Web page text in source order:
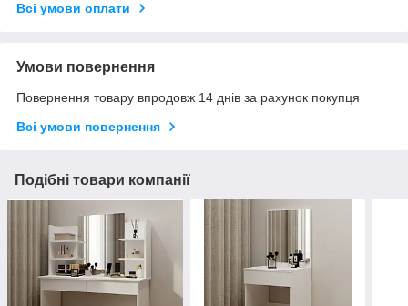
Всі умови оплати
Умови повернення
Повернення товару впродовж 14 днів за рахунок покупця
Всі умови повернення
Подібні товари компанії